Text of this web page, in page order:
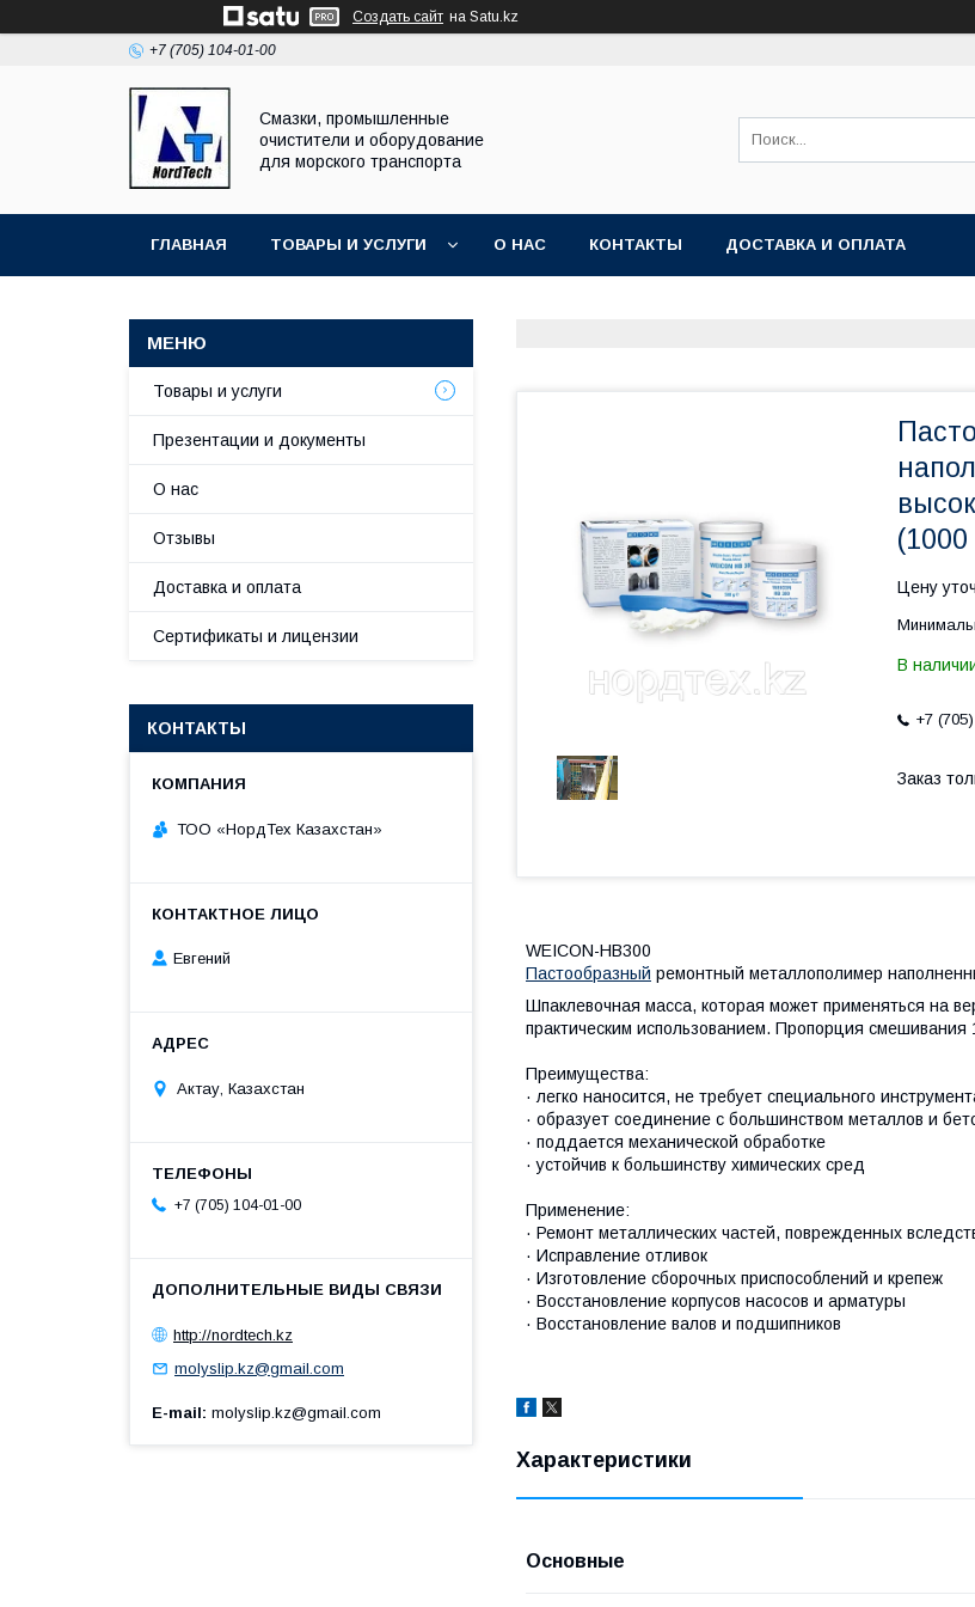
Создать сайт на Satu.kz
+7 (705) 104-01-00
Смазки, промышленные
очистители и оборудование
для морского транспорта
ГЛАВНАЯ ТОВАРЫ И УСЛУГИ О НАС КОНТАКТЫ ДОСТАВКА И ОПЛАТА
(1000
Цену
В
+7
Заказ
WEICON-НВ300
Пастообразный ремонтный металлополимер
Шпаклевочная масса, которая может применяться на
практическим использованием. Пропорция
Преимущества:
· легко наносится, не требует специального
· образует соединение с большинством металлов и
· поддается механической обработке
· устойчив к большинству химических сред
Применение:
· Ремонт металлических частей, поврежденных
· Исправление отливок
· Изготовление сборочных приспособлений и крепеж
· Восстановление корпусов насосов и арматуры
· Восстановление валов и подшипников
Характеристики
Основные
Товары и услуги
Презентации и документы
О нас
Отзывы
Доставка и оплата
Сертификаты и лицензии
КОНТАКТЫ
ТОО «НордТех Казахстан»
Евгений
Актау, Казахстан
+7 (705) 104-01-00
http://nordtech.kz
molyslip.kz@gmail.com
E-mail molyslip.kz@gmail.com